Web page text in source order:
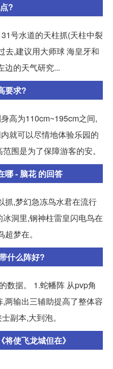
?
号水道的天柱抓(天柱中裂
去,建议用大师球 海皇牙和
边的天气研究...
要求?
高为110cm~195cm之间,
就可以尽情地体验乐园的
围是为了保障游客的安。
哪 - 脑花 的回答
抓,梦幻急冻鸟水君在流行
洞里,钢神柱雷皇闪电鸟在
梦在。
什么阵好?
数据。 1.蛇幡阵 从pvp角
两输出三辅助提高了整体容
副本,大到泡。
使飞龙城但在》